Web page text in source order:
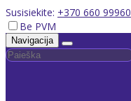
Susisiekite: +370 660 99960
Be PVM
Navigacija